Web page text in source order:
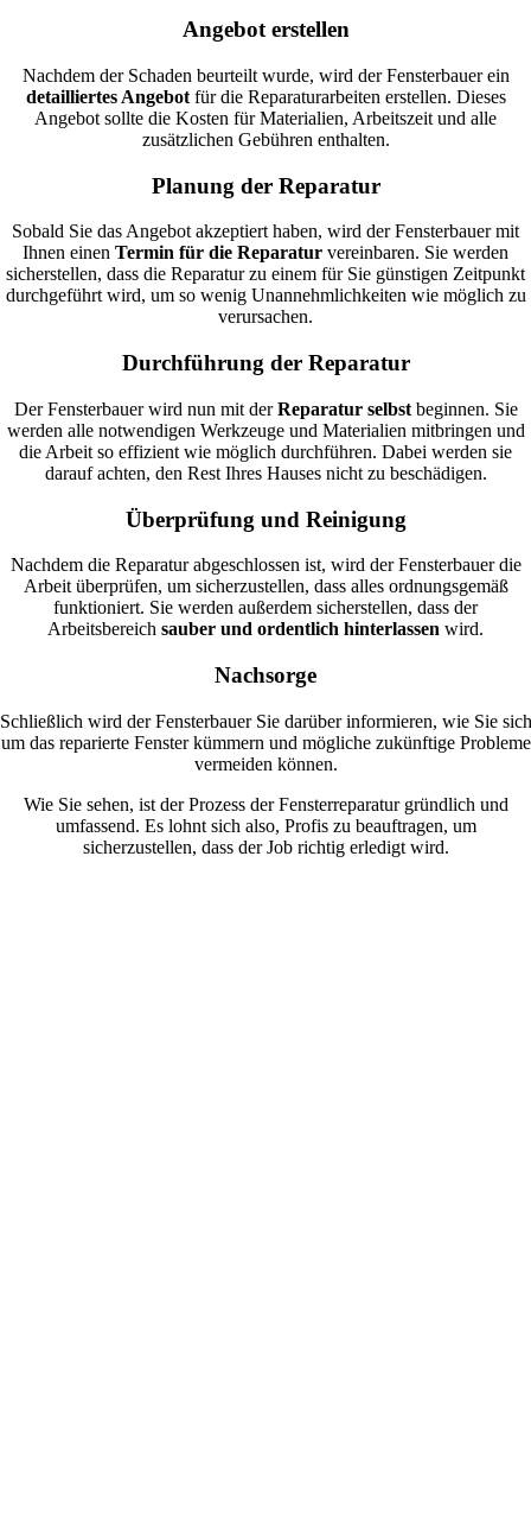
Angebot erstellen
Nachdem der Schaden beurteilt wurde, wird der Fensterbauer ein
detailliertes Angebotfür die Reparaturarbeiten erstellen. Dieses
Angebot sollte die Kosten für Materialien, Arbeitszeit und alle
zusätzlichen Gebühren enthalten.
Planung der Reparatur
Sobald Sie das Angebot akzeptiert haben, wird der Fensterbauer mit
Ihnen einen Termin für die Reparatur vereinbaren. Sie werden
sicherstellen, dass die Reparatur zu einem für Sie günstigen Zeitpunkt
durchgeführt wird, um so wenig Unannehmlichkeiten wie möglich zu
verursachen.
Durchführung der Reparatur
Der Fensterbauer wird nun mit derReparatur selbstbeginnen. Sie
werden alle notwendigen Werkzeuge und Materialien mitbringen und
die Arbeit so effizient wie möglich durchführen. Dabei werden sie
darauf achten, den Rest Ihres Hauses nicht zu beschädigen.
Überprüfung und Reinigung
Nachdem die Reparatur abgeschlossen ist, wird der Fensterbauer die
Arbeit überprüfen, um sicherzustellen, dass alles ordnungsgemäß
funktioniert. Sie werden außerdem sicherstellen, dass der
Arbeitsbereich sauber und ordentlich hinterlassen wird.
Nachsorge
Schließlich wird der Fensterbauer Sie darüber informieren, wie Sie sich
um das reparierte Fenster kümmern und mögliche zukünftige Probleme
vermeiden können.
Wie Sie sehen, ist der Prozess der Fensterreparatur gründlich und
umfassend. Es lohnt sich also, Profis zu beauftragen, um
sicherzustellen, dass der Job richtig erledigt wird.